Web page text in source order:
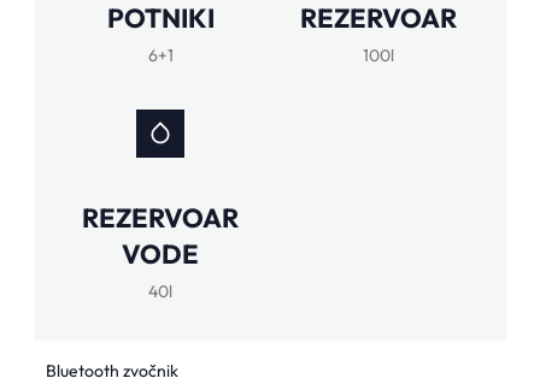
POTNIKI
6+1
REZERVOAR
100l
REZERVOAR
VODE
40l
Bluetooth zvočnik